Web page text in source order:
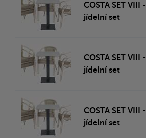
COSTA SET VIII -
jídelní set
COSTA SET VIII -
jídelní set
COSTA SET VIII -
jídelní set